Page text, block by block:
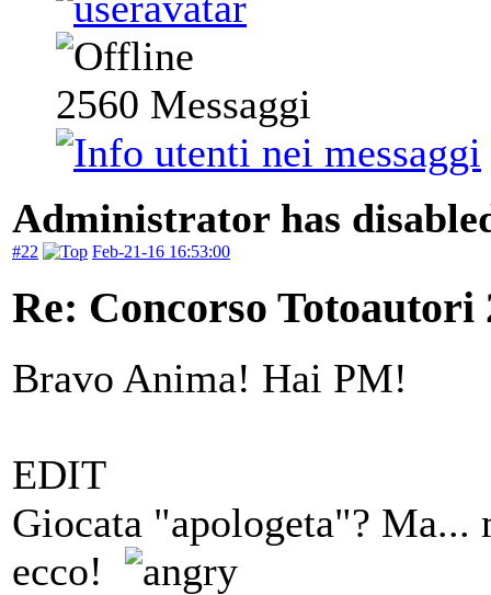
2560 Messaggi
Administrator has
#22 Feb-21-16 16:53:00
Re: Concorso Totoautori
Bravo Anima! Hai PM!
EDIT
Giocata "apologeta"?
ecco!